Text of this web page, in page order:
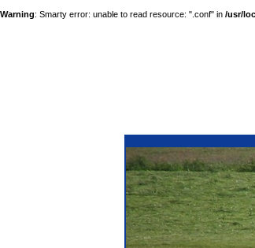
Warning: Smarty error: unable to read resource: ".conf" in /usr/